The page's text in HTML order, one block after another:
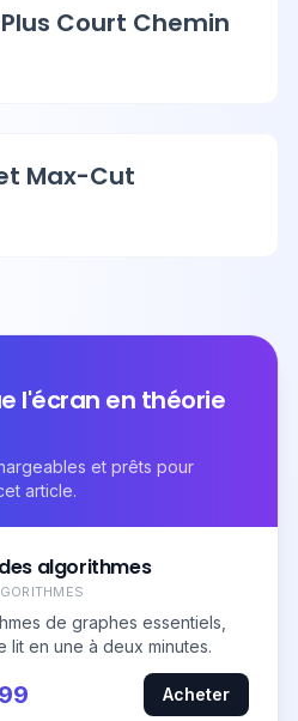
Court Chemin
Max-Cut
l'écran en théorie
et prêts pour
article.
algorithmes
de graphes essentiels,
lit en une à deux minutes.
Acheter